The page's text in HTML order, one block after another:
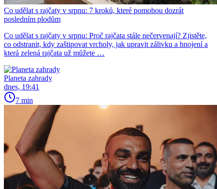
Co udělat s rajčaty v srpnu: 7 kroků, které pomohou dozrát
posledním plodům
Co udělat s rajčaty v srpnu: Proč rajčata stále nečervenají? Zjistěte,
co odstranit, kdy zaštipovat vrcholy, jak upravit zálivku a hnojení a
která zelená rajčata už můžete …
Planeta zahrady
dnes, 19:41
7 min